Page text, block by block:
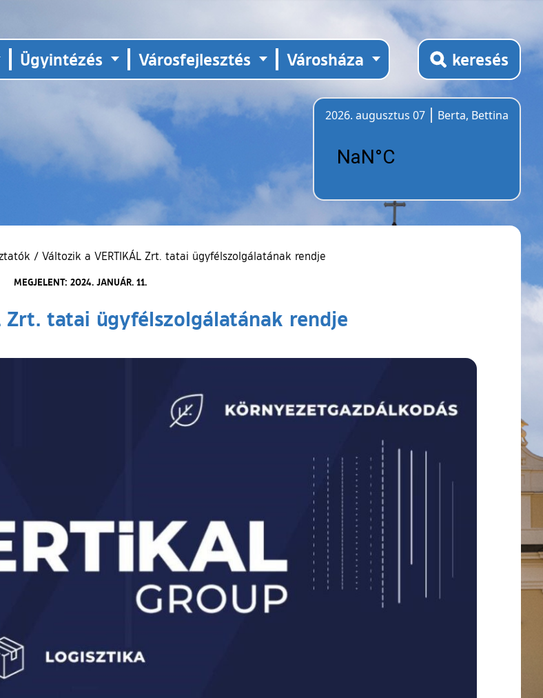
Ügyintézés Városfejlesztés Városháza keresés
2026. augusztus 07
Berta, Bettina
/ Változik a VERTIKÁL Zrt. tatai ügyfélszolgálatának rendje
MEGJELENT: 2024. JANUÁR. 11.
Zrt. tatai ügyfélszolgálatának rendje